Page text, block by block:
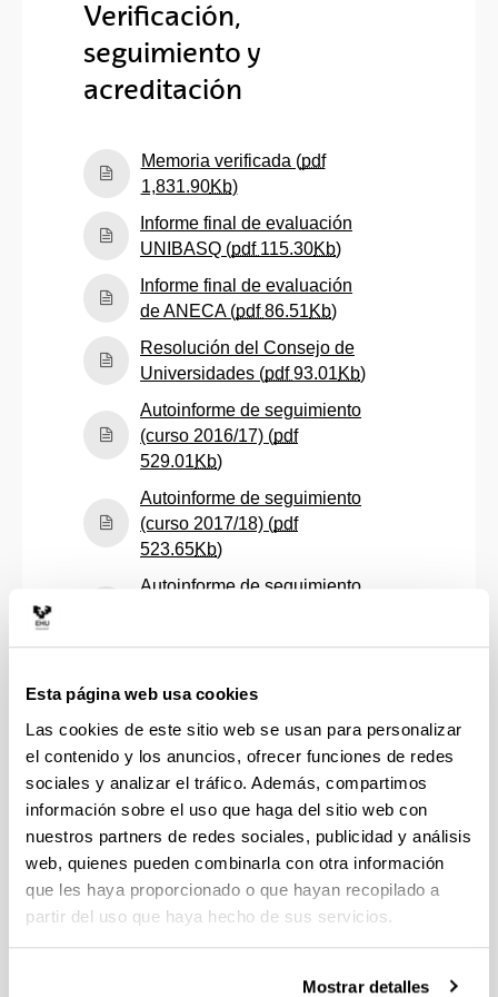
Esta página web usa cookies
Las cookies de este sitio web se usan para personalizar
el contenido y los anuncios, ofrecer funciones de redes
sociales y analizar el tráfico. Además, compartimos
información sobre el uso que haga del sitio web con
nuestros partners de redes sociales, publicidad y análisis
web, quienes pueden combinarla con otra información
que les haya proporcionado o que hayan recopilado a
partir del uso que haya hecho de sus servicios.
Mostrar detalles
Verificación,
seguimiento y
acreditación
Memoria verificada (pdf
1,831.90Kb)(Abre una nueva ventana)
Informe final de evaluación
UNIBASQ (pdf 115.30Kb)(Abre una nueva
Informe final de evaluación
de ANECA (pdf86.51Kb)(Abre una nueva
Resolución del Consejo de
Universidades (pdf93.01Kb)(Abre una
Autoinforme de seguimiento
(curso 2016/17) (pdf
529.01Kb)(Abre una nueva ventana)
Autoinforme de seguimiento
(curso 2017/18) (pdf
523.65Kb)(Abre una nueva ventana)
Autoinforme de seguimiento
(curso 2019/20) (
531.16Kb) (Abre una nueva ventana)
Autoinforme de seguimiento
(curso 2020/21) (pdf
442.62Kb (Abre una nueva ventana)
Autoinforme de seguimiento
(curso 2021/22) (pdf
467.96Kb)(Abre una nueva ventana)
(Abre una nueva ventana)